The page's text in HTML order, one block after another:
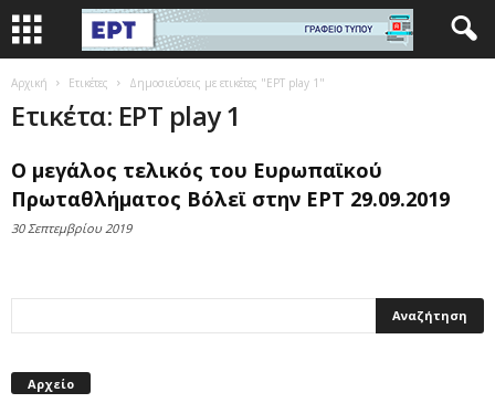
Αρχική Ετικέτες Δημοσιεύσεις με ετικέτες "ΕΡΤ play 1"
Ετικέτα: ΕΡΤ play 1
Ο μεγάλος τελικός του Ευρωπαϊκού
Πρωταθλήματος Βόλεϊ στην ΕΡΤ 29.09.2019
30 Σεπτεμβρίου 2019
Αρχείο